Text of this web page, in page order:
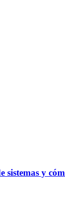
sistemas y